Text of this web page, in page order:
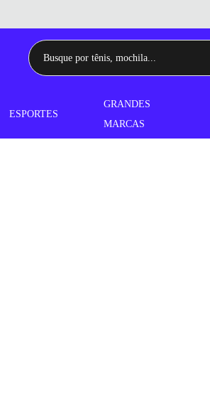
ESPORTES
GRANDES
MARCAS